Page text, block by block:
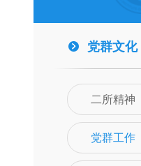
党群文化
二所精神
党群工作